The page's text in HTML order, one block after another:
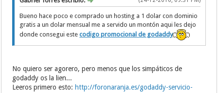
Bueno hace poco e comprado un hosting a 1 dolar con dominio
gratis a un dolar mensual me a servido un montón aqui les dejo
donde consegui estecodigo promocional de godaddy
No quiero ser agorero, pero menos que los simpáticos de
godaddy os la lien...
Leeros primero esto: http://foronaranja.es/godaddy-servicio-